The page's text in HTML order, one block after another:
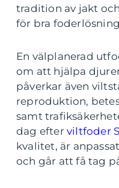
tradition av jakt
för bra
En välplanerad
om att hjälpa
påverkar även
reproduktion,
samt
dag efter viltfoder
kvalitet, är
och går att få tag